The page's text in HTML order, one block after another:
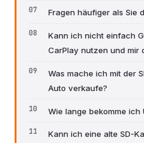
Fragen häufiger als Sie
Kann ich nicht einfach
CarPlay nutzen und mir
Was mache ich mit der
Auto verkaufe?
Wie lange bekomme ich
Kann ich eine alte SD-